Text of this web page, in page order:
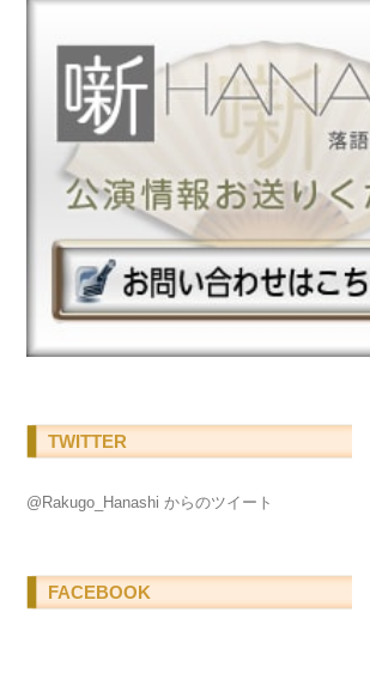
TWITTER
@Rakugo_Hanashi からのツイート
FACEBOOK